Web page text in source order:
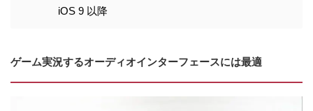
iOS 9 以降
ゲーム実況するオーディオインターフェースには最適